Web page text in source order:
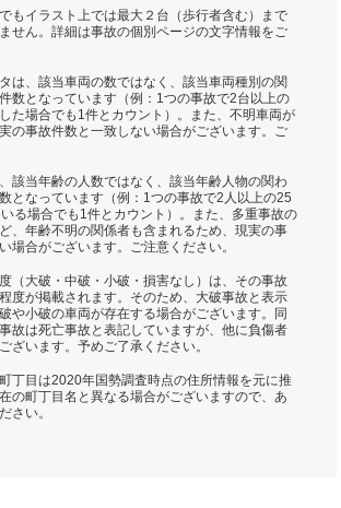
もイラスト上では最大２台（歩行者含む）まで
せん。詳細は事故の個別ページの文字情報をご
は、該当車両の数ではなく、該当車両種別の関
数となっています（例：1つの事故で2台以上の
た場合でも1件とカウント）。また、不明車両が
の事故件数と一致しない場合がございます。ご
該当年齢の人数ではなく、該当年齢人物の関わ
となっています（例：1つの事故で2人以上の25
る場合でも1件とカウント）。また、多重事故の
、年齢不明の関係者も含まれるため、現実の事
場合がございます。ご注意ください。
（大破・中破・小破・損害なし）は、その事故
度が掲載されます。そのため、大破事故と表示
や小破の車両が存在する場合がございます。同
故は死亡事故と表記していますが、他に負傷者
ざいます。予めご了承ください。
丁目は2020年国勢調査時点の住所情報を元に推
の町丁目名と異なる場合がございますので、あ
さい。